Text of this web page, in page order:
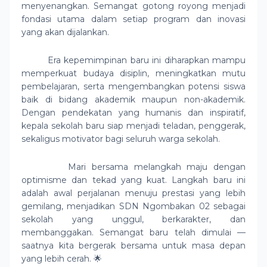
menyenangkan. Semangat gotong royong menjadi
fondasi utama dalam setiap program dan inovasi
yang akan dijalankan.
Era kepemimpinan baru ini diharapkan mampu
memperkuat budaya disiplin, meningkatkan mutu
pembelajaran, serta mengembangkan potensi siswa
baik di bidang akademik maupun non-akademik.
Dengan pendekatan yang humanis dan inspiratif,
kepala sekolah baru siap menjadi teladan, penggerak,
sekaligus motivator bagi seluruh warga sekolah.
Mari bersama melangkah maju dengan
optimisme dan tekad yang kuat. Langkah baru ini
adalah awal perjalanan menuju prestasi yang lebih
gemilang, menjadikan SDN Ngombakan 02 sebagai
sekolah yang unggul, berkarakter, dan
membanggakan. Semangat baru telah dimulai —
saatnya kita bergerak bersama untuk masa depan
yang lebih cerah. 🌟